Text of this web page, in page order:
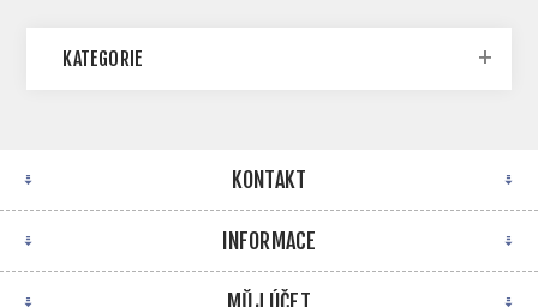
KATEGORIE
KONTAKT
INFORMACE